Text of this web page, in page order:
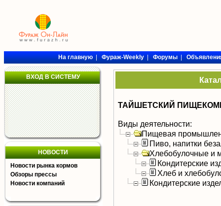
На главную|Фураж-Weekly|Форумы|
ВХОД В СИСТЕМУ
НОВОСТИ
Новости рынка кормов
Обзоры прессы
Новости компаний
ТАЙШЕТСКИЙ
Виды деятельности:
Пищевая
Пиво, напитки
Хлебобулочные и
Кондитерские
Хлеб и
Кондитерские